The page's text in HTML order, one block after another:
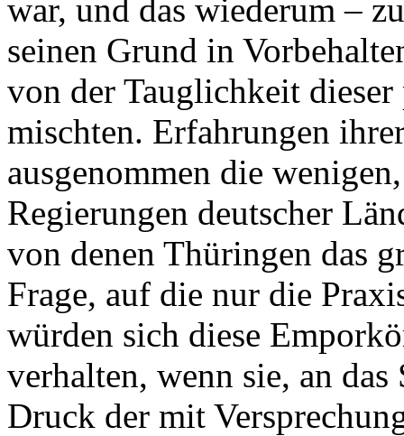
war, und das wiederum –
seinen Grund in
von der Tauglichkeit
mischten. Erfahrungen
ausgenommen die
Regierungen deutscher
von denen Thüringen das
Frage, auf die nur die
würden sich diese
verhalten, wenn sie, an
Druck der mit